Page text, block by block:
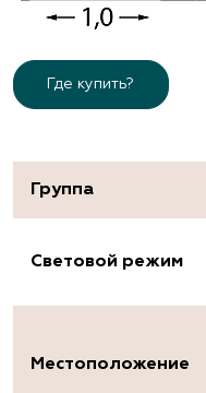
Где купить?
Группа
Световой режим
Местоположение